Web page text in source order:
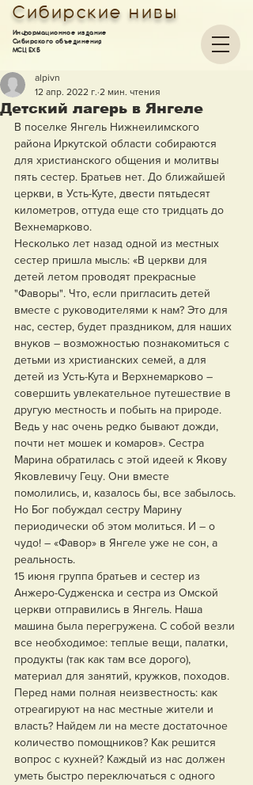
Информационное издание
Сибирского объединения
МСЦ ЕХБ
Сибирские нивы
Детский лагерь в Янгеле
alpivn
12 апр. 2022 г. 2 мин. чтения
В поселке Янгель Нижнеилимского
района Иркутской области собираются
для христианского общения и молитвы
пять сестер. Братьев нет. До ближайшей
церкви, в Усть-Куте, двести пятьдесят
километров, оттуда еще сто тридцать до
Вехнемарково.
Несколько лет назад одной из местных
сестер пришла мысль: «В церкви для
детей летом проводят прекрасные
"Фаворы". Что, если пригласить детей
вместе с руководителями к нам? Это для
нас, сестер, будет праздником, для наших
внуков – возможностью познакомиться с
детьми из христианских семей, а для
детей из Усть-Кута и Верхнемарково –
совершить увлекательное путешествие в
другую местность и побыть на природе.
Ведь у нас очень редко бывают дожди,
почти нет мошек и комаров». Сестра
Марина обратилась с этой идеей к Якову
Яковлевичу Гецу. Они вместе
помолились, и, казалось бы, все забылось.
Но Бог побуждал сестру Марину
периодически об этом молиться. И – о
чудо! – «Фавор» в Янгеле уже не сон, а
реальность.
15 июня группа братьев и сестер из
Анжеро-Судженска и сестра из Омской
церкви отправились в Янгель. Наша
машина была перегружена. С собой везли
все необходимое: теплые вещи, палатки,
продукты (так как там все дорого),
материал для занятий, кружков, походов.
Перед нами полная неизвестность: как
отреагируют на нас местные жители и
власть? Найдем ли на месте достаточное
количество помощников? Как решится
вопрос с кухней? Каждый из нас должен
уметь быстро переключаться с одного